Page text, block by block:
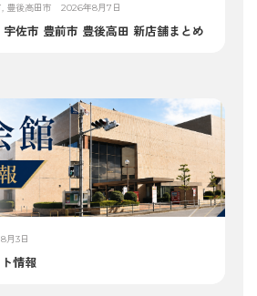
豊後高田市 2026年8月7日
佐市 豊前市 豊後高田 新店舗まとめ
月3日
情報